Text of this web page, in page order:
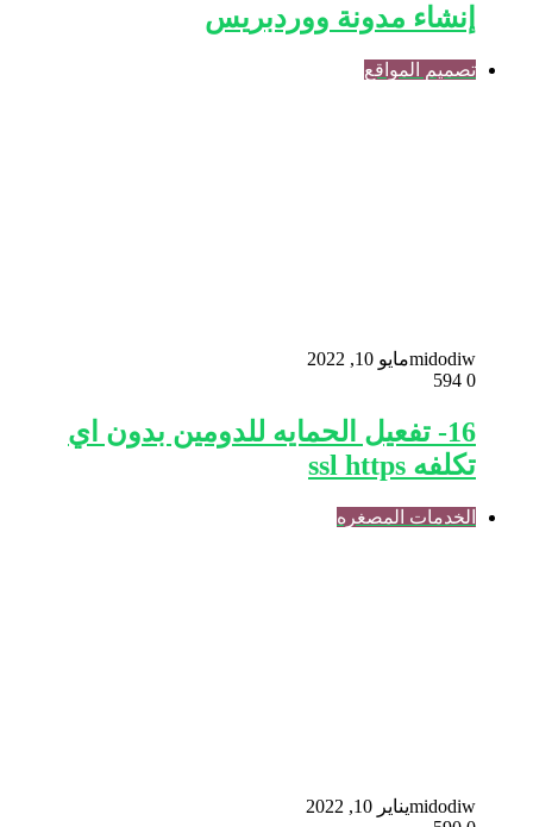
إنشاء مدونة ووردبريس
تصميم المواقع
midodiwمايو 10, 2022
0
16- تفعيل الحمايه للدومين بدون اي
تكلفه ssl https
الخدمات المصغره
midodiwيناير 10, 2022